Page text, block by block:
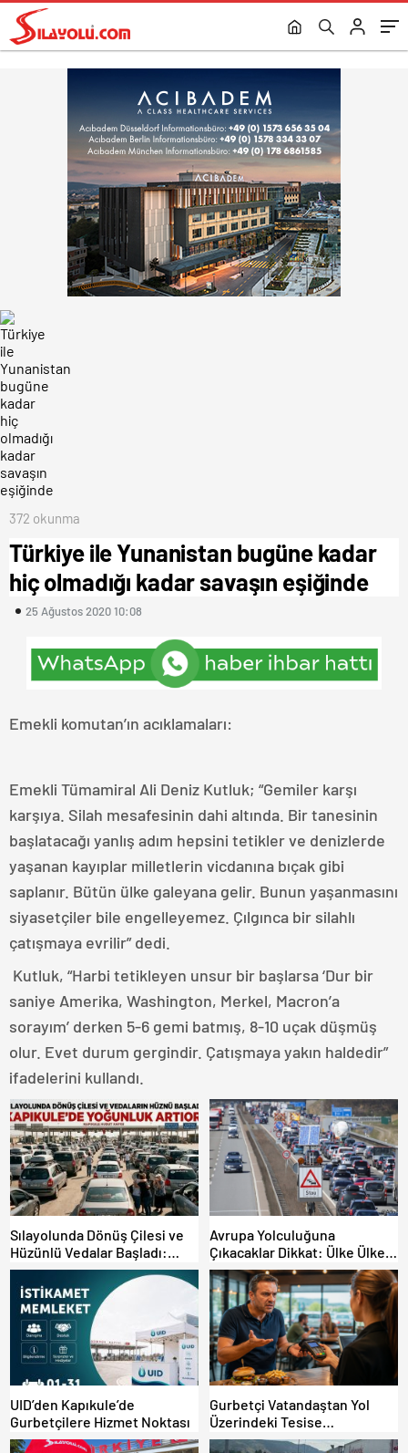
372 okunma
Türkiye ile Yunanistan bugüne kadar
hiç olmadığı kadar savaşın eşiğinde
25 Ağustos 2020 10:08
Emekli komutan’ın acıklamaları:
Emekli Tümamiral Ali Deniz Kutluk; “Gemiler karşı
karşıya. Silah mesafesinin dahi altında. Bir tanesinin
başlatacağı yanlış adım hepsini tetikler ve denizlerde
yaşanan kayıplar milletlerin vicdanına bıçak gibi
saplanır. Bütün ülke galeyana gelir. Bunun yaşanmasını
siyasetçiler bile engelleyemez. Çılgınca bir silahlı
çatışmaya evrilir” dedi.
Kutluk, “Harbi tetikleyen unsur bir başlarsa ‘Dur bir
saniye Amerika, Washington, Merkel, Macron’a
sorayım’ derken 5-6 gemi batmış, 8-10 uçak düşmüş
olur. Evet durum gergindir. Çatışmaya yakın haldedir”
ifadelerini kullandı.
Sılayolunda Dönüş Çilesi ve
Hüzünlü Vedalar Başladı:
Kapıkule’de Yoğunluk Artıyor!
Avrupa Yolculuğuna
Çıkacaklar Dikkat: Ülke Ülke
Güncel Trafik Kuralları,
Avrupa Otoyol Hız Limitleri
UID’den Kapıkule’de
Gurbetçilere Hizmet Noktası
Gurbetçi Vatandaştan Yol
Üzerindeki Tesise
Dolandırıcılık İddiası: